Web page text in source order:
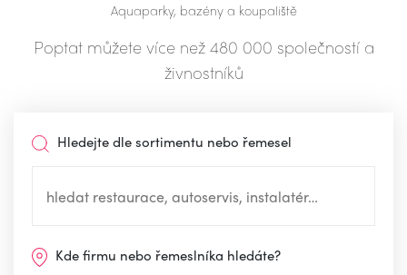
Aquaparky, bazény a koupaliště
Poptat můžete více než 480 000 společností a
živnostníků
Hledejte dle sortimentu nebo řemesel
Kde firmu nebo řemeslníka hledáte?